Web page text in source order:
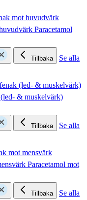
mot huvudvärk
Paracetamol
Tillbaka
Se alla
(led- & muskelvärk)
& muskelvärk)
Tillbaka
Se alla
mot mensvärk
Paracetamol mot
Tillbaka
Se alla